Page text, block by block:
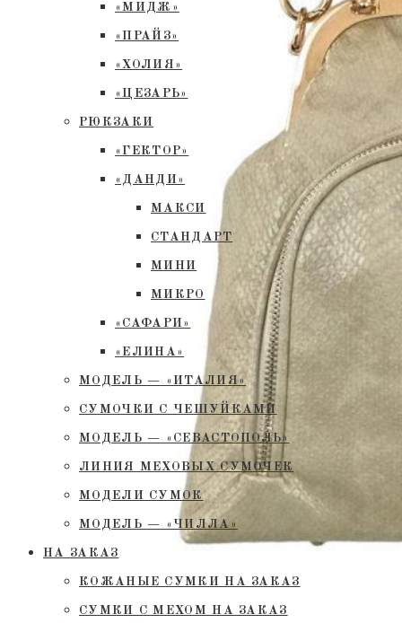
«МИДЖ»
«ПРАЙЗ»
«ХОЛИЯ»
«ЦЕЗАРЬ»
РЮКЗАКИ
«ГЕКТОР»
«ДАНДИ»
МАКСИ
СТАНДАРТ
МИНИ
МИКРО
«САФАРИ»
«ЕЛИНА»
МОДЕЛЬ — «ИТАЛИЯ»
СУМОЧКИ С ЧЕШУЙКАМИ
МОДЕЛЬ — «СЕВАСТОПОЛЬ»
ЛИНИЯ МЕХОВЫХ СУМОЧЕК
МОДЕЛИ СУМОК
МОДЕЛЬ — «ЧИЛЛА»
НА ЗАКАЗ
КОЖАНЫЕ СУМКИ НА ЗАКАЗ
СУМКИ С МЕХОМ НА ЗАКАЗ